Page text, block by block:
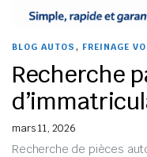
BLOG AUTOS , FREINAGE
Recherche
mars 11, 2026
Recherche de pièces